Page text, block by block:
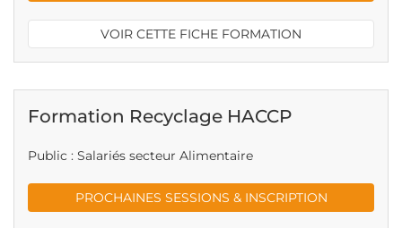
VOIR CETTE FICHE FORMATION
Formation Recyclage HACCP
Public : Salariés secteur Alimentaire
PROCHAINES SESSIONS & INSCRIPTION